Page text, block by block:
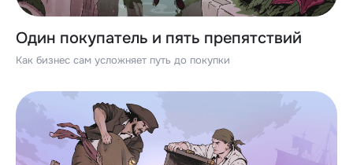
Один покупатель и пять препятствий
Как бизнес сам усложняет путь до покупки